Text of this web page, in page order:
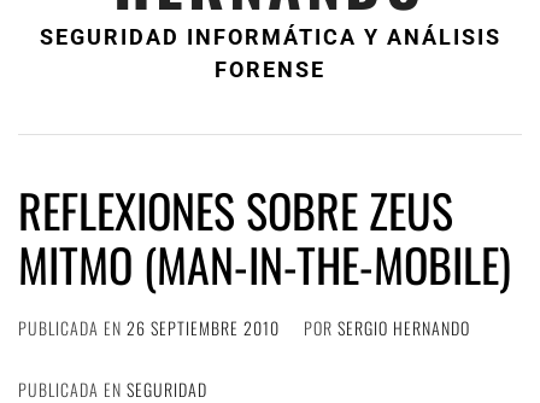
SEGURIDAD INFORMÁTICA Y ANÁLISIS
FORENSE
REFLEXIONES SOBRE ZEUS
MITMO (MAN-IN-THE-MOBILE)
PUBLICADA EN 26 SEPTIEMBRE 2010 POR SERGIO HERNANDO
PUBLICADA EN SEGURIDAD